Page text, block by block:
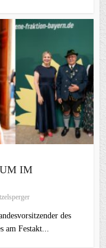
IM
des
am Festakt...